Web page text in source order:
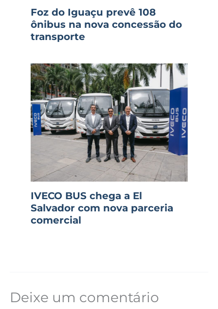
Foz do Iguaçu prevê 108
ônibus na nova concessão do
transporte
IVECO BUS chega a El
Salvador com nova parceria
comercial
Deixe um comentário